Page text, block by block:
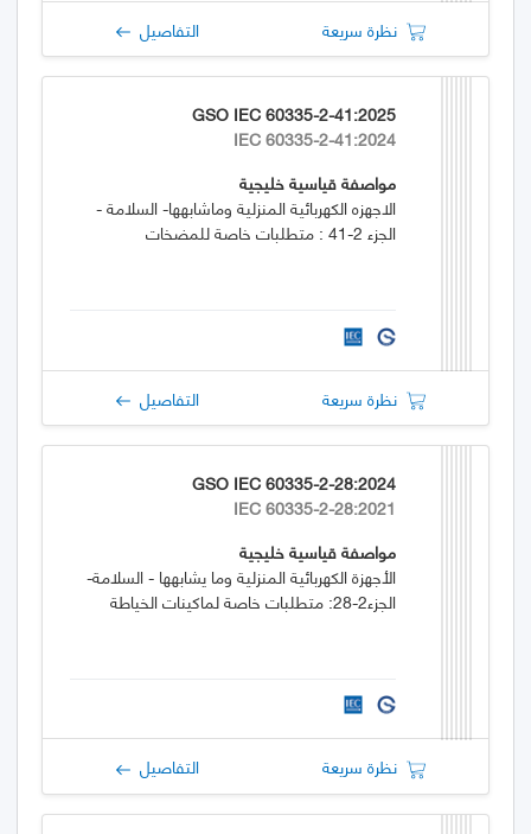
نظرة سريعة التفاصيل
GSO IEC 60335-2-41:2025
IEC 60335-2-41:2024
مواصفة قياسية خليجية
الاجهزه الكهربائية المنزلية وماشابهها- السلامة -
الجزء 2-41 : متطلبات خاصة للمضخات
نظرة سريعة التفاصيل
GSO IEC 60335-2-28:2024
IEC 60335-2-28:2021
مواصفة قياسية خليجية
الأجهزة الكهربائية المنزلية وما يشابهها - السلامة-
الجزء2-28: متطلبات خاصة لماكينات الخياطة
نظرة سريعة التفاصيل